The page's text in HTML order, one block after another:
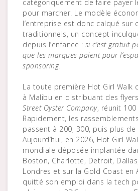
catégoriquement de faire payer
pour marcher. Le modèle
l’entreprise est donc calqué sur
traditionnels, un concept
depuis l’enfance : si c’est gratuit
que les marques paient pour
sponsoring.
La toute première Hot Girl Walk
à Malibu en distribuant des
Street Oyster Company, réunit
Rapidement, les
passent à 200, 300, puis plus
Aujourd’hui, en 2026, Hot Girl
mondiale déposée implantée
Boston, Charlotte, Detroit,
Londres et sur la Gold Coast en
quitté son emploi dans la tech